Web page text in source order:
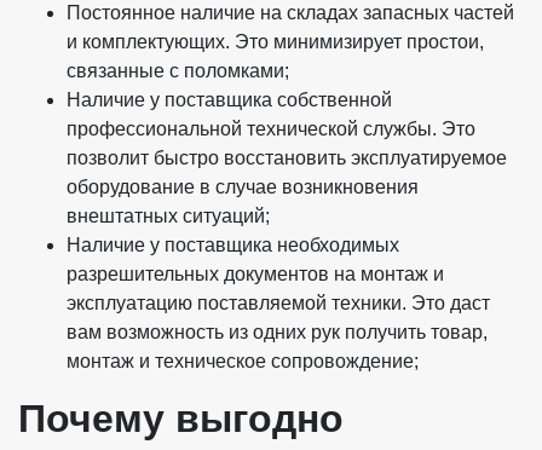
Постоянное наличие на складах запасных частей
и комплектующих. Это минимизирует простои,
связанные с поломками;
Наличие у поставщика собственной
профессиональной технической службы. Это
позволит быстро восстановить эксплуатируемое
оборудование в случае возникновения
внештатных ситуаций;
Наличие у поставщика необходимых
разрешительных документов на монтаж и
эксплуатацию поставляемой техники. Это даст
вам возможность из одних рук получить товар,
монтаж и техническое сопровождение;
Почему выгодно